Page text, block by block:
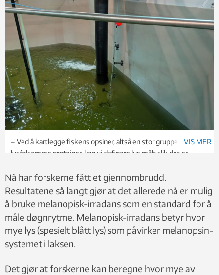
– Ved å kartlegge fiskens opsiner, altså en stor gruppe
lysfølsomme proteiner, kan vi definere lys målt slik det er
Foto: SINTEF
VIS MER
Nå har forskerne fått et gjennombrudd.
Resultatene så langt gjør at det allerede nå er mulig
å bruke melanopisk-irradans som en standard for å
måle døgnrytme. Melanopisk-irradans betyr hvor
mye lys (spesielt blått lys) som påvirker melanopsin-
systemet i laksen.
Det gjør at forskerne kan beregne hvor mye av